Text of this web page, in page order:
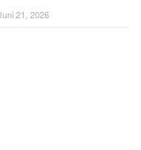
21, 2026